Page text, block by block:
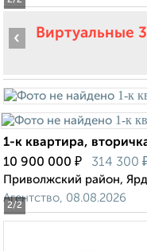
Виртуальные
2/2
‹
1-к квартира,
10 900 000 ₽ 314 300
Приволжский район,
Агентство, 08.08.2026